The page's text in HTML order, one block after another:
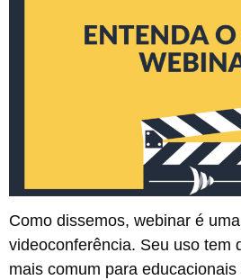
Como dissemos, webinar é
videoconferência. Seu uso tem
mais comum para